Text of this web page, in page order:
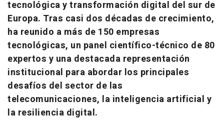
tecnológica y transformación digital del sur de
Europa. Tras casi dos décadas de crecimiento,
ha reunido a más de 150 empresas
tecnológicas, un panel científico-técnico de 80
expertos y una destacada representación
institucional para abordar los principales
desafíos del sector de las
telecomunicaciones, la inteligencia artificial y
la resiliencia digital.